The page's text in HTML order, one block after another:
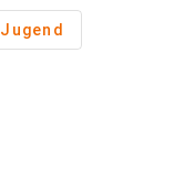
Jugend